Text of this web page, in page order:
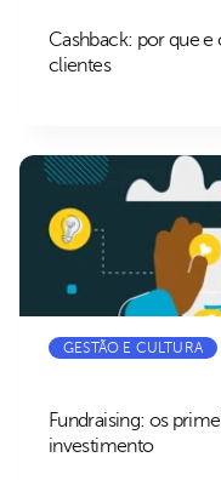
Cashback: por que
clientes
GESTÃO E CULTURA
Fundraising: os
investimento